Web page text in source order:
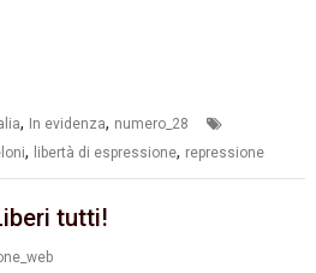
, In evidenza, numero_28
, libertà di espressione, repressione
tutti!